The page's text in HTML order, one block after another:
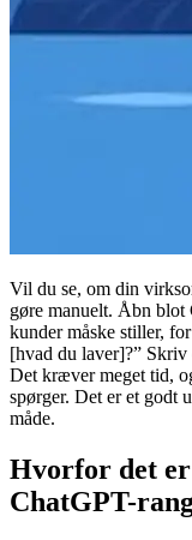
Vil du se, om din
gøre manuelt. Åbn blot
kunder måske stiller,
[hvad du laver]?” Skriv
Det kræver meget tid,
spørger. Det er et godt
måde.
Hvorfor det
ChatGPT-